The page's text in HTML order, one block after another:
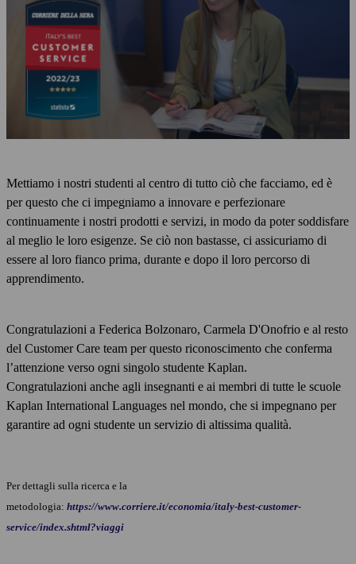
Mettiamo i nostri studenti al centro di tutto ciò che facciamo, ed è
per questo che ci impegniamo a innovare e perfezionare
continuamente i nostri prodotti e servizi, in modo da poter soddisfare
al meglio le loro esigenze. Se ciò non bastasse, ci assicuriamo di
essere al loro fianco prima, durante e dopo il loro percorso di
apprendimento.
Congratulazioni a Federica Bolzonaro, Carmela D'Onofrio e al resto
del Customer Care team per questo riconoscimento che conferma
l’attenzione verso ogni singolo studente Kaplan.
Congratulazioni anche agli insegnanti e ai membri di tutte le scuole
Kaplan International Languages nel mondo, che si impegnano per
garantire ad ogni studente un servizio di altissima qualità.
Per dettagli sulla ricerca e la
metodologia: https://www.corriere.it/economia/italy-best-customer-
service/index.shtml?viaggi